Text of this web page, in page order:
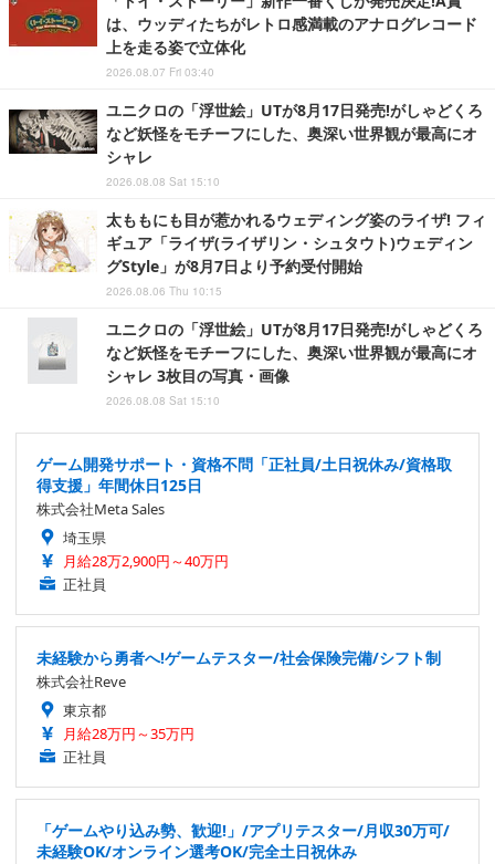
は、ウッディたちがレトロ感満載のアナログレコード
上を走る姿で立体化
2026.08.07 Fri 03:40
ユニクロの「浮世絵」UTが8月17日発売!がしゃどくろ
など妖怪をモチーフにした、奥深い世界観が最高にオ
シャレ
2026.08.08 Sat 15:10
太ももにも目が惹かれるウェディング姿のライザ! フィ
ギュア「ライザ(ライザリン・シュタウト)ウェディン
グStyle」が8月7日より予約受付開始
2026.08.06 Thu 10:15
ユニクロの「浮世絵」UTが8月17日発売!がしゃどくろ
など妖怪をモチーフにした、奥深い世界観が最高にオ
シャレ 3枚目の写真・画像
2026.08.08 Sat 15:10
ゲーム開発サポート・資格不問「正社員/土日祝休み/資格取
得支援」年間休日125日
株式会社Meta Sales
埼玉県
月給28万2,900円～40万円
正社員
未経験から勇者へ!ゲームテスター/社会保険完備/シフト制
株式会社Reve
東京都
月給28万円～35万円
正社員
「ゲームやり込み勢、歓迎!」/アプリテスター/月収30万可/
未経験OK/オンライン選考OK/完全土日祝休み